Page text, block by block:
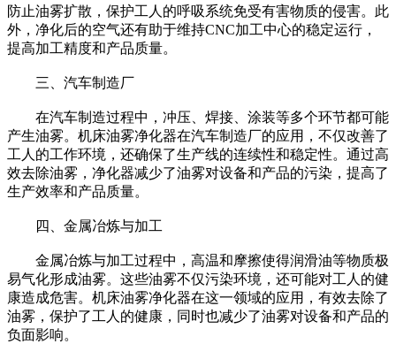
防止油雾扩散，保护工人的呼吸系统免受有害物质的侵害。此
外，净化后的空气还有助于维持CNC加工中心的稳定运行，
提高加工精度和产品质量。
三、汽车制造厂
在汽车制造过程中，冲压、焊接、涂装等多个环节都可能
产生油雾。机床油雾净化器在汽车制造厂的应用，不仅改善了
工人的工作环境，还确保了生产线的连续性和稳定性。通过高
效去除油雾，净化器减少了油雾对设备和产品的污染，提高了
生产效率和产品质量。
四、金属冶炼与加工
金属冶炼与加工过程中，高温和摩擦使得润滑油等物质极
易气化形成油雾。这些油雾不仅污染环境，还可能对工人的健
康造成危害。机床油雾净化器在这一领域的应用，有效去除了
油雾，保护了工人的健康，同时也减少了油雾对设备和产品的
负面影响。